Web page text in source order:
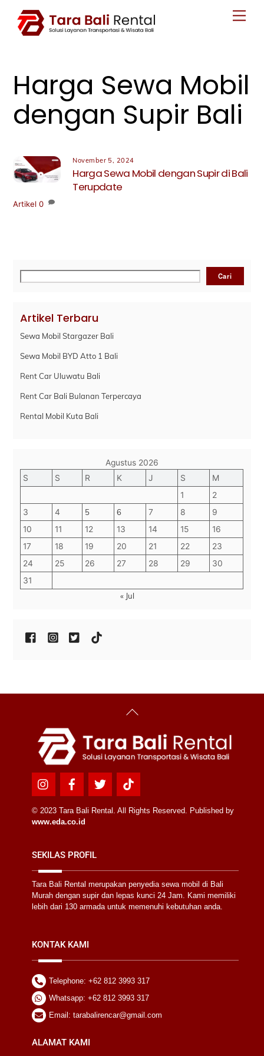
content
Harga Sewa Mobil
dengan Supir Bali
November 5, 2024
Harga Sewa Mobil dengan Supir di Bali
Terupdate
Artikel 0
Cari Cari
Artikel Terbaru
Sewa Mobil Stargazer Bali
Sewa Mobil BYD Atto 1 Bali
Rent Car Uluwatu Bali
Rent Car Bali Bulanan Terpercaya
Rental Mobil Kuta Bali
Agustus 2026
S
S R K J S
M
1
2
3
4 5 6 7 8
9
10
11 12 13 14 15
16
17
18 19 20 21 22
23
24
25 26 27 28 29
30
31
« Jul
Back
Icon
label
Icon
label
Icon
label
Icon
label
© 2023 Tara Bali Rental. All Rights Reserved. Published by
www.eda.co.id
SEKILAS PROFIL
Tara Bali Rental merupakan penyedia sewa mobil di Bali
Murah dengan supir dan lepas kunci 24 Jam. Kami memiliki
lebih dari 130 armada untuk memenuhi kebutuhan anda.
KONTAK KAMI
Telephone: +62 812 3993 317
Whatsapp: +62 812 3993 317
Email: tarabalirencar@gmail.com
ALAMAT KAMI